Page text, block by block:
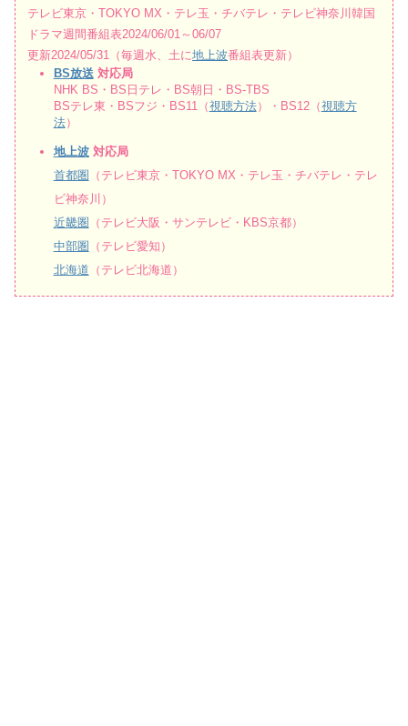
テレビ東京・TOKYO MX・テレ玉・チバテレ・テレビ神奈川韓国
ドラマ週間番組表2024/06/01～06/07
更新2024/05/31（毎週水、土に地上波番組表更新）
BS放送 対応局
NHK BS・BS日テレ・BS朝日・BS-TBS
BSテレ東・BSフジ・BS11（視聴方法）・BS12（視聴方
法）
地上波対応局
首都圏 （テレビ東京・TOKYO MX・テレ玉・チバテレ・テレ
ビ神奈川）
近畿圏 （テレビ大阪・サンテレビ・KBS京都）
中部圏 （テレビ愛知）
北海道 （テレビ北海道）